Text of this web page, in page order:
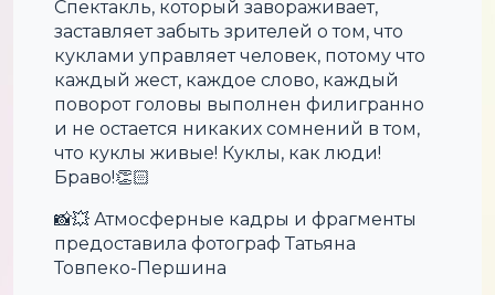
Спектакль, который завораживает,
заставляет забыть зрителей о том, что
куклами управляет человек, потому что
каждый жест, каждое слово, каждый
поворот головы выполнен филигранно
и не остается никаких сомнений в том,
что куклы живые! Куклы, как люди!
Браво!👏🏻
📸💥 Атмосферные кадры и фрагменты
предоставила фотограф Татьяна
Товпеко-Першина